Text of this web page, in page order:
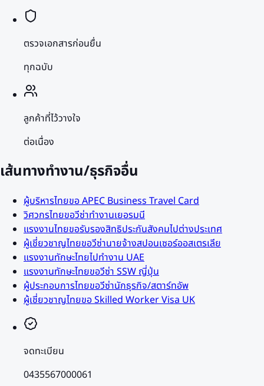
ตรวจเอกสารก่อนยื่น
ทุกฉบับ
ลูกค้าที่ไว้วางใจ
ต่อเนื่อง
เส้นทางทำงาน/ธุรกิจอื่น
ผู้บริหารไทยขอ APEC Business Travel Card
วิศวกรไทยขอวีซ่าทำงานเยอรมนี
แรงงานไทยขอรับรองสิทธิประกันสังคมไปต่างประเทศ
ผู้เชี่ยวชาญไทยขอวีซ่านายจ้างสปอนเซอร์ออสเตรเลีย
แรงงานทักษะไทยไปทำงาน UAE
แรงงานทักษะไทยขอวีซ่า SSW ญี่ปุ่น
ผู้ประกอบการไทยขอวีซ่านักธุรกิจ/สตาร์ทอัพ
ผู้เชี่ยวชาญไทยขอ Skilled Worker Visa UK
จดทะเบียน
0435567000061